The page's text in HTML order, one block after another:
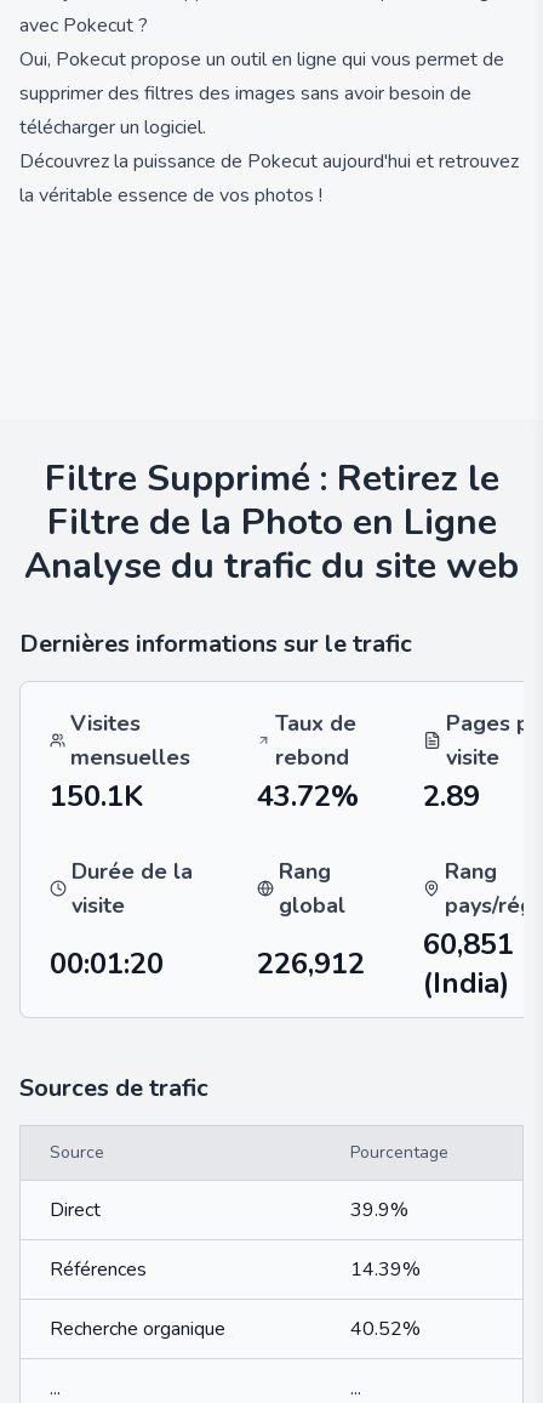
avec Pokecut ?
Oui, Pokecut propose un outil en ligne qui vous permet de
supprimer des filtres des images sans avoir besoin de
télécharger un logiciel.
Découvrez la puissance de Pokecut aujourd'hui et retrouvez
la véritable essence de vos photos !
Filtre Supprimé : Retirez le
Filtre de la Photo en Ligne
Analyse du trafic du site web
Dernières informations sur le trafic
Visites
mensuelles
Taux de
rebond
Pages
visite
150.1K 43.72% 2.89
Durée de la
visite
Rang
global
Rang
pays/
00:01:20 226,912
60,851
(India)
Sources de trafic
Source Pourcentage
Direct 39.9%
Références 14.39%
Recherche organique 40.52%
... ...